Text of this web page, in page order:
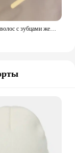
Повязка для волос с зубцами женская, Простой яркий матовый обруч для волос со сломанными волосами, модный аксессуар на голову